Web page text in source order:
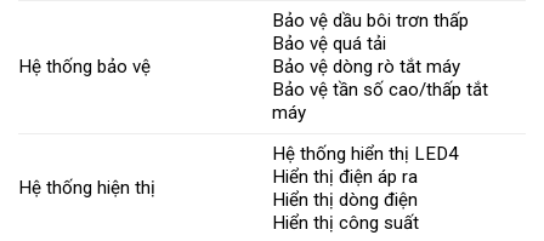
Hệ thống bảo vệ
Bảo vệ dầu bôi trơn thấp
Bảo vệ quá tải
Bảo vệ dòng rò tắt máy
Bảo vệ tần số cao/thấp tắt
máy
Hệ thống hiện thị
Hệ thống hiển thị LED4
Hiển thị điện áp ra
Hiển thị dòng điện
Hiển thị công suất